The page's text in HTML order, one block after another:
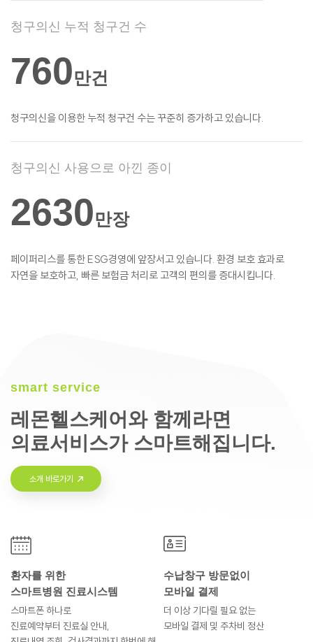
청구의신 누적 청구건 수
760만건
청구의신을 이용한 누적 청구건 수는 꾸준히 증가하고 있습니다.
청구의신 사용으로 아낀 종이
2630만장
페이퍼리스를 통한 ESG경영에 앞장서고 있습니다. 환경 보호 효과로
자연을 보호하고, 빠른 보험금 처리로 고객의 편의를 증대시킵니다.
smart service
레몬헬스케어와 함께라면
의료서비스가 스마트해집니다.
소개 바로가기
환자를 위한
스마트병원 진료시스템
스마트폰 하나로
진료예약부터 진료실 안내,
수납창구 방문없이
모바일 결제
더 이상 기다릴 필요 없는
모바일 결제 및 주차비 정산